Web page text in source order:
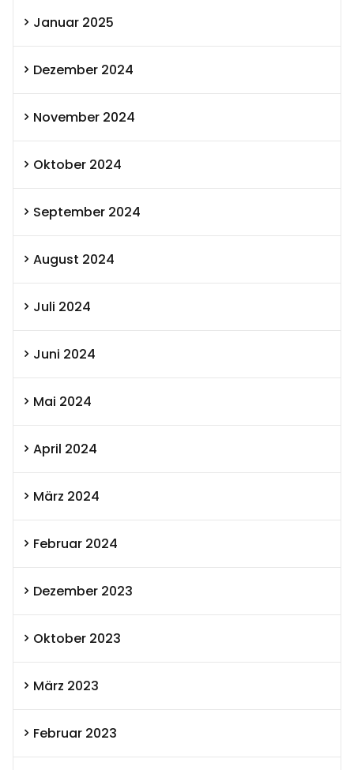
Januar 2025
Dezember 2024
November 2024
Oktober 2024
September 2024
August 2024
Juli 2024
Juni 2024
Mai 2024
April 2024
März 2024
Februar 2024
Dezember 2023
Oktober 2023
März 2023
Februar 2023